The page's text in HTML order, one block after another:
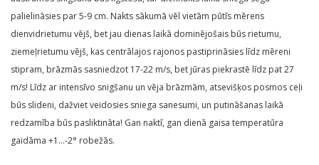
palielināsies par 5-9 cm. Nakts sākumā vēl vietām pūtīs mērens
dienvidrietumu vējš, bet jau dienas laikā dominējošais būs rietumu,
ziemeļrietumu vējš, kas centrālajos rajonos pastiprināsies līdz mēreni
stipram, brāzmās sasniedzot 17-22 m/s, bet jūras piekrastē līdz pat 27
m/s! Līdz ar intensīvo snigšanu un vēja brāzmām, atsevišķos posmos ceļi
būs slideni, dažviet veidosies sniega sanesumi, un putināšanas laikā
redzamība būs pasliktināta! Gan naktī, gan dienā gaisa temperatūra
gaidāma +1…-2° robežās.